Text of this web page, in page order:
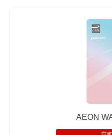
AEON